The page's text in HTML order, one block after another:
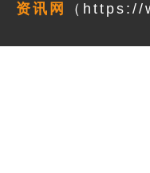
资讯网 （https://